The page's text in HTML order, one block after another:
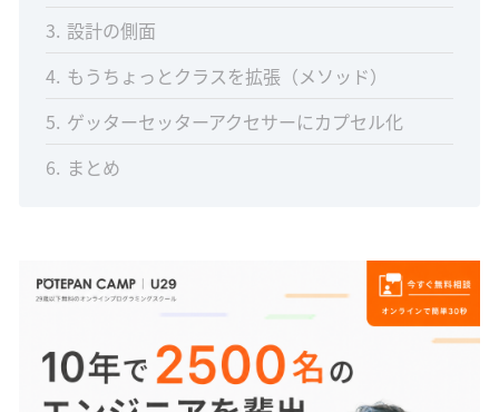
3 設計の側面
4 もうちょっとクラスを拡張（メソッド）
5 ゲッターセッターアクセサーにカプセル化
6 まとめ